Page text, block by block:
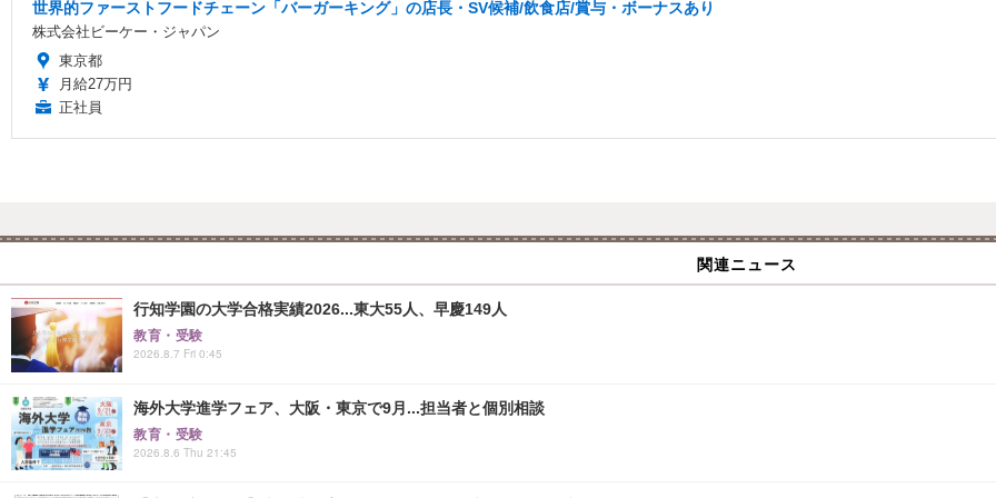
世界的ファーストフードチェーン「バーガーキング」の店長・SV候補/飲食店/賞与・ボーナスあり
株式会社ビーケー・ジャパン
東京都
月給27万円
正社員
関連ニュース
行知学園の大学合格実績2026...東大55人、早慶149人
教育・受験
2026.8.7 Fri 0:45
海外大学進学フェア、大阪・東京で9月...担当者と個別相談
教育・受験
2026.8.6 Thu 21:45